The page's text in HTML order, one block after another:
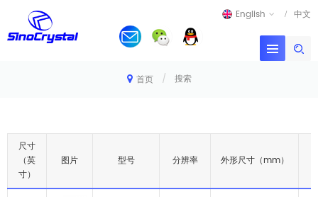
English 中文
首页 / 搜索
尺寸
（英
寸）
图片 型号 分辨率 外形尺寸（mm）